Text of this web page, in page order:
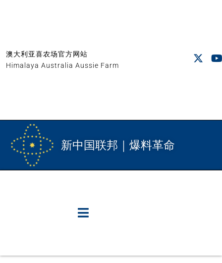
澳大利亚喜农场官方网站
Himalaya Australia Aussie Farm
新中国联邦｜爆料革命